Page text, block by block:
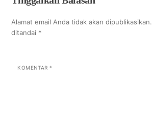
Alamat email Anda tidak akan dipublikasikan.
ditandai *
KOMENTAR*